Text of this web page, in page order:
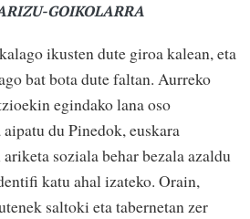
GOIKOLARRA
ikusten dute giroa kalean, eta
bat bota dute faltan. Aurreko
egindako lana oso
du Pinedok, euskara
soziala behar bezala azaldu
katu ahal izateko. Orain,
saltoki eta tabernetan zer